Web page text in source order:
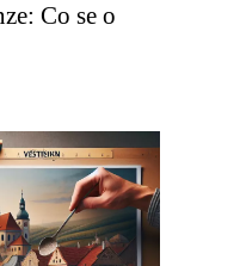
Co se o